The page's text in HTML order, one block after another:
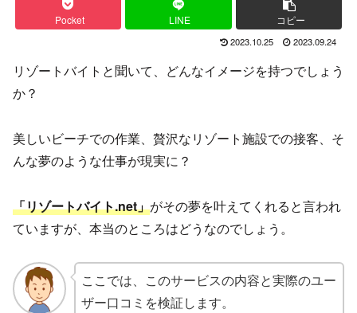
Pocket LINE コピー
2023.10.25 2023.09.24
リゾートバイトと聞いて、どんなイメージを持つでしょう
か？
美しいビーチでの作業、贅沢なリゾート施設での接客、そ
んな夢のような仕事が現実に？
「リゾートバイト.net」がその夢を叶えてくれると言われ
ていますが、本当のところはどうなのでしょう。
ここでは、このサービスの内容と実際のユー
ザー口コミを検証します。